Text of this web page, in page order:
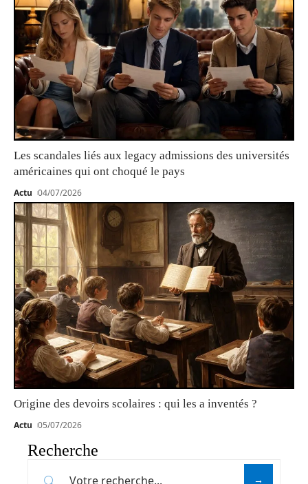
Les scandales liés aux legacy admissions des universités
américaines qui ont choqué le pays
Actu 04/07/2026
Origine des devoirs scolaires : qui les a inventés ?
Actu 05/07/2026
Recherche